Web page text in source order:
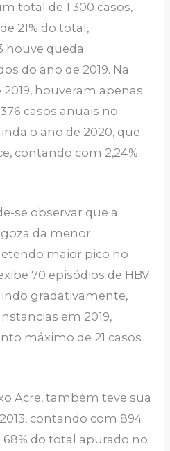
total de 1.300 casos,
21% do total,
houve queda
do ano de 2019. Na
houveram apenas
casos anuais no
o ano de 2020, que
contando com 2,24%
se observar que a
goza da menor
maior pico no
70 episódios de HBV
gradativamente,
em 2019,
máximo de 21 casos
Acre, também teve sua
contando com 894
68% do total apurado no